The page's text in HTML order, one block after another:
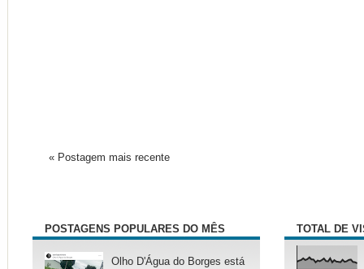
« Postagem mais recente
POSTAGENS POPULARES DO MÊS
Olho D'Água do Borges está
TOTAL DE